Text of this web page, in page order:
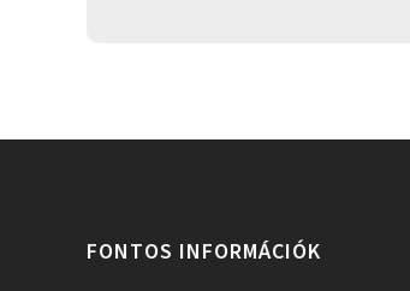
FONTOS INFORMÁCIÓK